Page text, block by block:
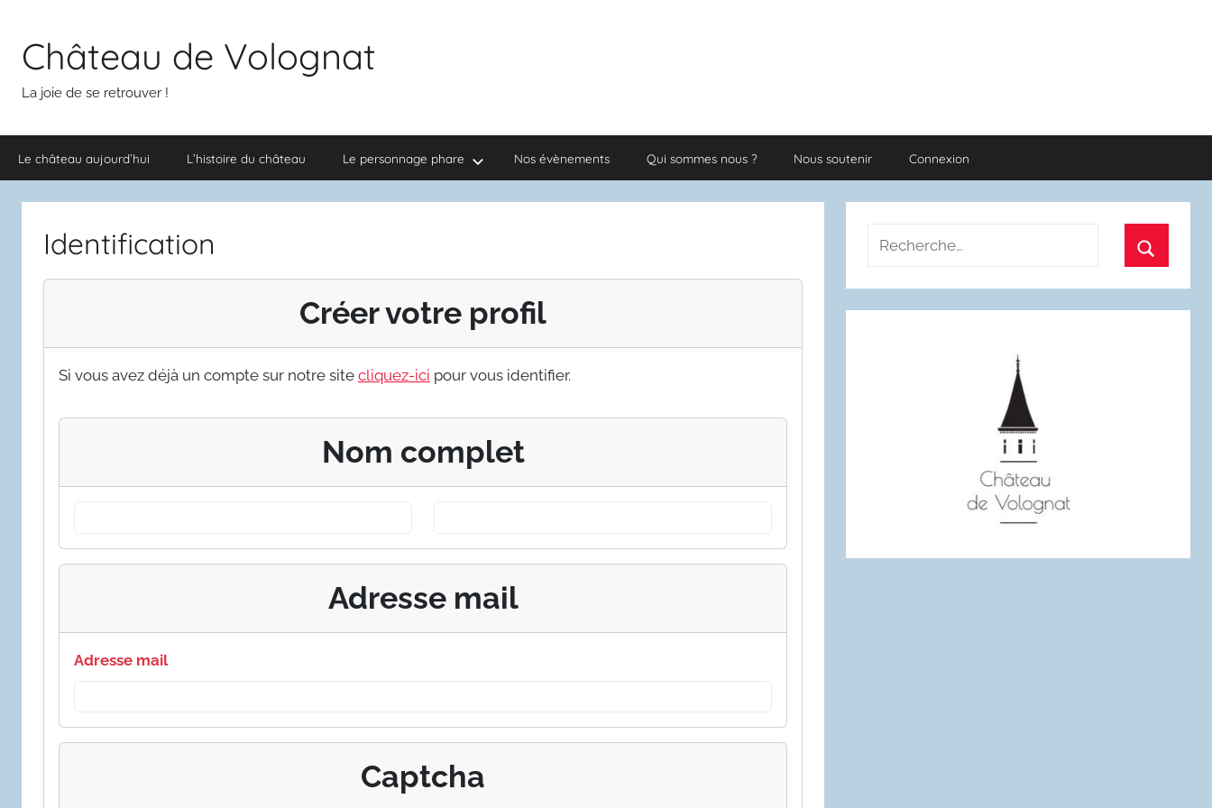
contenuChâteau de Volognat
La joie de se retrouver !
Le château aujourd’hui L’histoire du château Le personnage phare Nos évènements Qui sommes nous ? Nous soutenir Connexion
Identification
Créer votre profil
Si vous avez déjà un compte sur notre site cliquez-ici pour vous identifier.
Nom complet
Adresse mail
Adresse mail
Captcha
Recherche
: